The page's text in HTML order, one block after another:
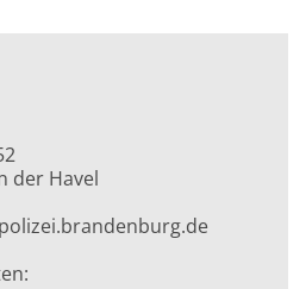
der Havel